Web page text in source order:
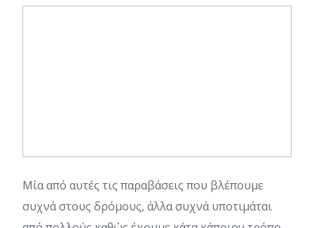
Μία από αυτές τις παραβάσεις που βλέπουμε
συχνά στους δρόμους, άλλα συχνά υποτιμάται